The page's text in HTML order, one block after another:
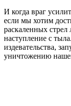
И когда враг
если мы хотим
раскаленных стрел
наступление с
издевательства,
уничтожению